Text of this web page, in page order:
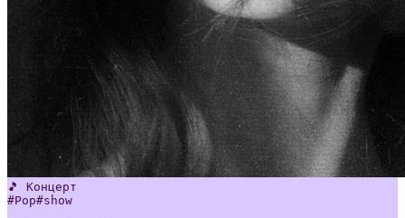
🎵 Концерт
#Pop#show